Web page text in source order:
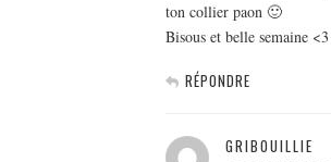
ton collier paon 🙂
Bisous et belle semaine <3
RÉPONDRE
GRIBOUILLIE